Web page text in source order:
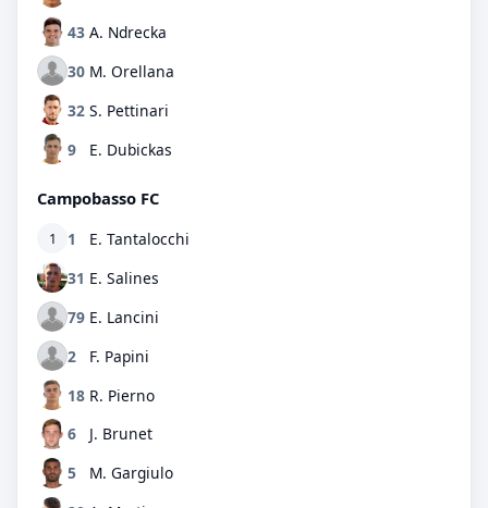
43 A. Ndrecka
30 M. Orellana
32 S. Pettinari
9
E. Dubickas
Campobasso FC
1 1
E. Tantalocchi
31 E. Salines
79 E. Lancini
2
F. Papini
18 R. Pierno
6
J. Brunet
5
M. Gargiulo